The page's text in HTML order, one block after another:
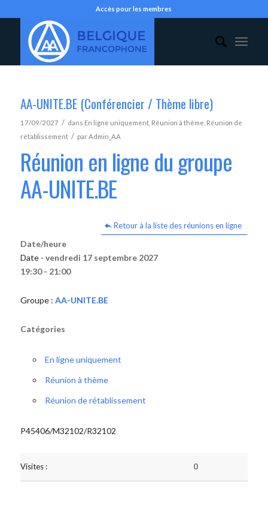
Accès pour les membres
AA-UNITE.BE (Conférencier / Thème libre)
17/09/2027 / dans En ligne uniquement, Réunion à thème Réunion de
rétablissement / parAdmin_AA
Réunion en ligne du groupe
AA-UNITE.BE
Retour à la liste des réunions en ligne
Date/heure
Date - vendredi 17 septembre 2027
19:30 - 21:00
Groupe : AA-UNITE.BE
Catégories
En ligne uniquement
Réunion à thème
Réunion de rétablissement
P45406/M32102/R32102
Visites : 0